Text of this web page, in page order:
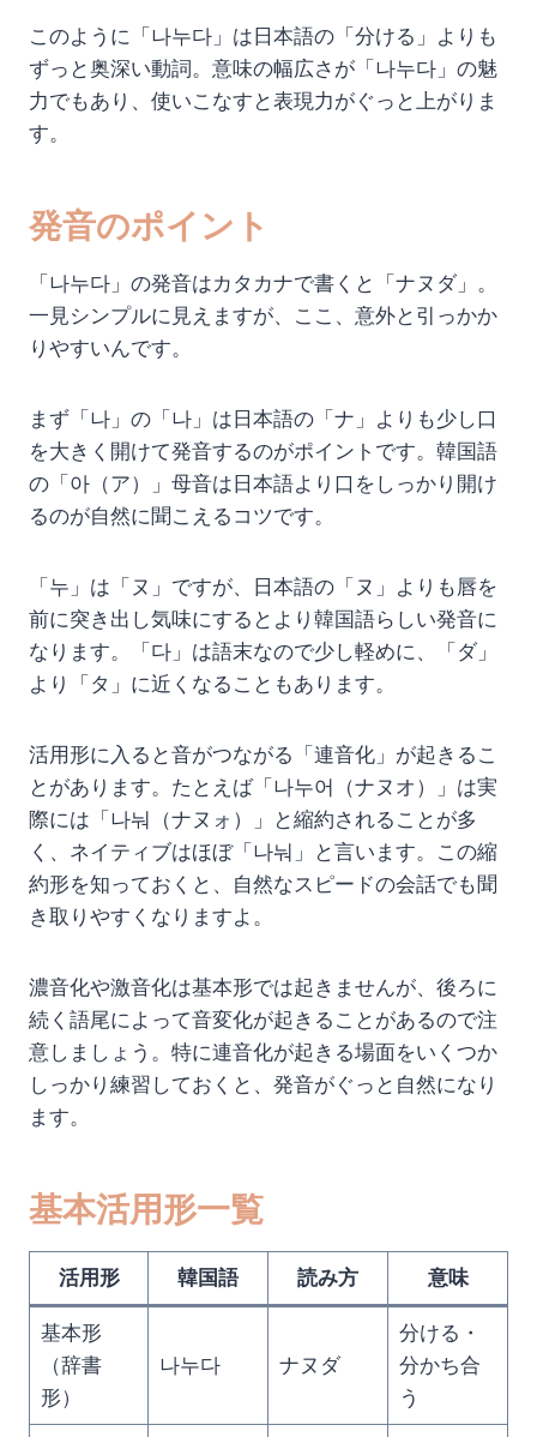
このように「나누다」は日本語の「分ける」よりも
ずっと奥深い動詞。意味の幅広さが「나누다」の魅
力でもあり、使いこなすと表現力がぐっと上がりま
す。
発音のポイント
「나누다」の発音はカタカナで書くと「ナヌダ」。
一見シンプルに見えますが、ここ、意外と引っかか
りやすいんです。
まず「나」の「나」は日本語の「ナ」よりも少し口
を大きく開けて発音するのがポイントです。韓国語
の「아（ア）」母音は日本語より口をしっかり開け
るのが自然に聞こえるコツです。
「누」は「ヌ」ですが、日本語の「ヌ」よりも唇を
前に突き出し気味にするとより韓国語らしい発音に
なります。「다」は語末なので少し軽めに、「ダ」
より「タ」に近くなることもあります。
活用形に入ると音がつながる「連音化」が起きるこ
とがあります。たとえば「나누어（ナヌオ）」は実
際には「나눠（ナヌォ）」と縮約されることが多
く、ネイティブはほぼ「나눠」と言います。この縮
約形を知っておくと、自然なスピードの会話でも聞
き取りやすくなりますよ。
濃音化や激音化は基本形では起きませんが、後ろに
続く語尾によって音変化が起きることがあるので注
意しましょう。特に連音化が起きる場面をいくつか
しっかり練習しておくと、発音がぐっと自然になり
ます。
基本活用形一覧
活用形 韓国語 読み方 意味
基本形
（辞書
形）
나누다 ナヌダ
分ける・
分かち合
う